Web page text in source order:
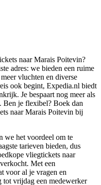
naar Marais Poitevin?
adres: we bieden een ruime
vluchten en diverse
ook begint, Expedia.nl biedt
Je bespaart nog meer als
Ben je flexibel? Boek dan
naar Marais Poitevin bij
we het voordeel om te
tarieven bieden, dus
vliegtickets naar
Met een
voor al je vragen en
tot vrijdag een medewerker